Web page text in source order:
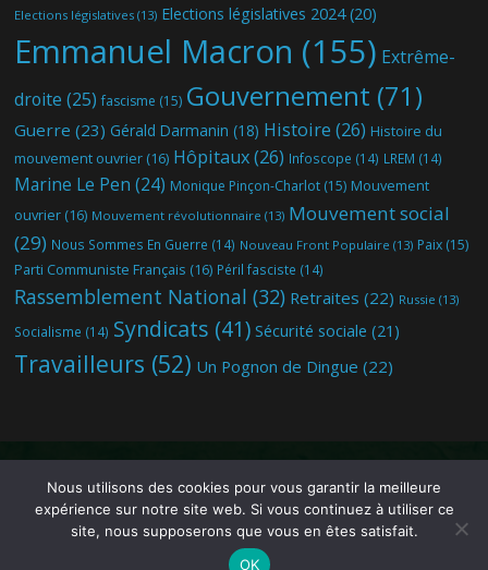
Elections législatives (13) Elections législatives 2024(20)
Emmanuel Macron (155) Extrême-
droite (25) fascisme (15) Gouvernement (71)
Guerre (23) Gérald Darmanin (18) Histoire (26) Histoire du
mouvement ouvrier (16) Hôpitaux(26) Infoscope (14) LREM (14)
Marine Le Pen (24) Monique Pinçon-Charlot (15) Mouvement
ouvrier (16) Mouvement révolutionnaire (13) Mouvement social
(29) Nous Sommes En Guerre (14) Nouveau Front Populaire (13) Paix (15)
Parti Communiste Français (16) Péril fasciste (14)
Rassemblement National (32) Retraites (22) Russie (13)
Socialisme (14) Syndicats (41) Sécurité sociale (21)
Travailleurs (52) Un Pognon de Dingue (22)
© 2019-2026Infoscope. Directeur de publication : Benoit Delrue.
Nous utilisons des cookies pour vous garantir la meilleure
expérience sur notre site web. Si vous continuez à utiliser ce
site, nous supposerons que vous en êtes satisfait.
OK